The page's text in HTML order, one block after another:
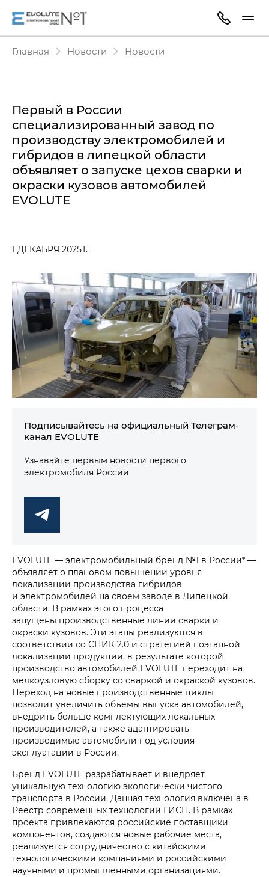
Главная Новости Новости
Первый в России
специализированный завод по
производству электромобилей и
гибридов в липецкой области
объявляет о запуске цехов сварки и
окраски кузовов автомобилей
EVOLUTE
1 ДЕКАБРЯ 2025 Г.
Подписывайтесь на официальный Телеграм-
канал EVOLUTE
Узнавайте первым новости первого
электромобиля России
EVOLUTE — электромобильный бренд №1 в России* —
объявляет о плановом повышении уровня
локализации производства гибридов
и электромобилей на своем заводе в Липецкой
области. В рамках этого процесса
запущены производственные линии сварки и
окраски кузовов. Эти этапы реализуются в
соответствии со СПИК 2.0 и стратегией поэтапной
локализации продукции, в результате которой
производство автомобилей EVOLUTE переходит на
мелкоузловую сборку со сваркой и окраской кузовов.
Переход на новые производственные циклы
позволит увеличить объемы выпуска автомобилей,
внедрить больше комплектующих локальных
производителей, а также адаптировать
производимые автомобили под условия
эксплуатации в России.
Бренд EVOLUTE разрабатывает и внедряет
уникальную технологию экологически чистого
транспорта в России. Данная технология включена в
Реестр современных технологий ГИСП. В рамках
проекта привлекаются российские поставщики
компонентов, создаются новые рабочие места,
реализуется сотрудничество с китайскими
технологическими компаниями и российскими
научными и промышленными организациями.